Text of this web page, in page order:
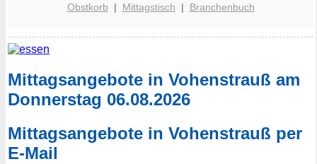
Obstkorb | Mittagstisch | Branchenbuch
Mittagsangebote in Vohenstrauß am
Donnerstag 06.08.2026
Mittagsangebote in Vohenstrauß per
E-Mail